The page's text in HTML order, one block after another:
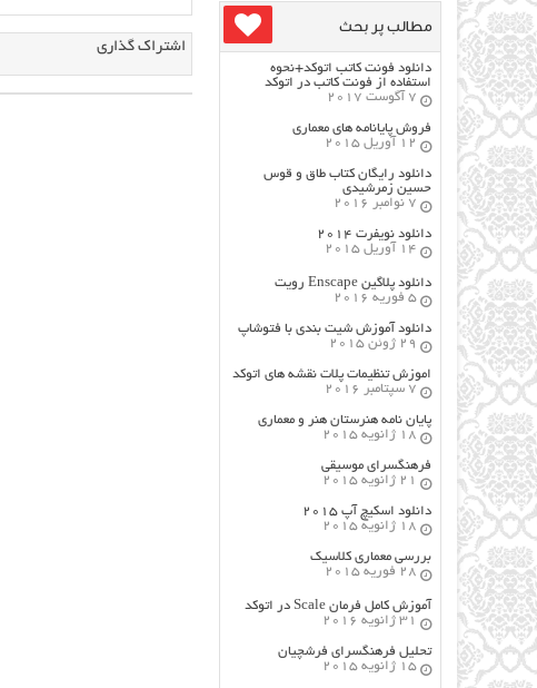
اشتراک گذاری
مطالب پر بحث
دانلود فونت کاتب اتوکد+نحوه
استفاده از فونت کاتب در اتوکد
7 آگوست 2017
فروش پایانامه های معماری
12 آوریل 2015
دانلود رایگان کتاب طاق و قوس
حسین زمرشیدی
7 نوامبر 2016
دانلود نویفرت ۲۰۱۴
14 آوریل 2015
دانلود پلاگین Enscape رویت
5 فوریه 2016
دانلود آموزش شیت بندی با فتوشاپ
29 ژوئن 2015
اموزش تنظیمات پلات نقشه های اتوکد
7 سپتامبر 2016
پایان نامه هنرستان هنر و معماري
18 ژانویه 2015
فرهنگسراي موسيقي
21 ژانویه 2015
دانلود اسکیچ آپ ۲۰۱۵
18 ژانویه 2015
بررسی معماری کلاسیک
28 فوریه 2015
آموزش کامل فرمان Scale در اتوکد
31 ژانویه 2016
تحلیل فرهنگسرای فرشچیان
15 ژانویه 2015